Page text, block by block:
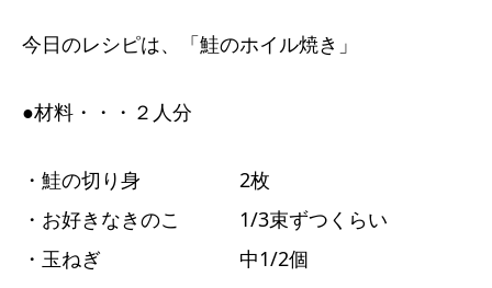
今日のレシピは、「鮭のホイル焼き」
●材料・・・２人分
・鮭の切り身 2枚
・お好きなきのこ 1/3束ずつくらい
・玉ねぎ 中1/2個